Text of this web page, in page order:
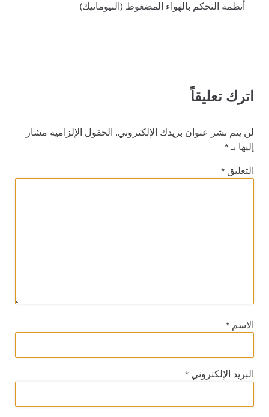
أنظمة التحكم بالهواء المضغوط (النيوماتيك)
اترك تعليقاً
لن يتم نشر عنوان بريدك الإلكتروني. الحقول الإلزامية مشار
إليها بـ*
التعليق *
الاسم *
البريد الإلكتروني *